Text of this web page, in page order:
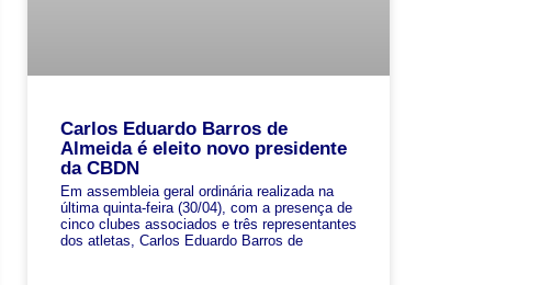
Carlos Eduardo Barros de
Almeida é eleito novo presidente
da CBDN
Em assembleia geral ordinária realizada na
última quinta-feira (30/04), com a presença de
cinco clubes associados e três representantes
dos atletas, Carlos Eduardo Barros de